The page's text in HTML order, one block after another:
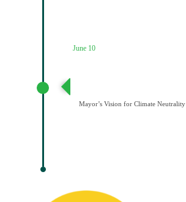
June 10
Mayor’s Vision for Climate Neutrality